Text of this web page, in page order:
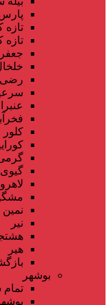
پارس
تازه
تازه
رضی
کلور
گیوی
نمین
نیر
هیر
بوشهر
تمام